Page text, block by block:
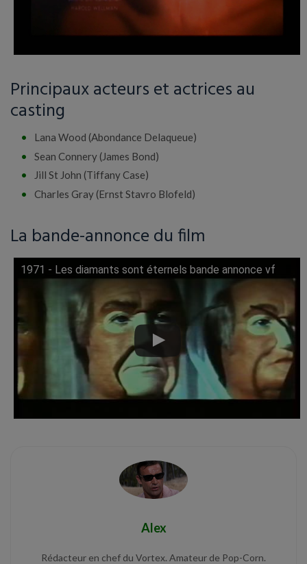
Principaux acteurs et actrices au
casting
Lana Wood (Abondance Delaqueue)
Sean Connery (James Bond)
Jill St John (Tiffany Case)
Charles Gray (Ernst Stavro Blofeld)
La bande-annonce du film
1971 - Les diamants sont éternels bande annonce vf
Lire cette vidéo sur YouTube
Alex
Rédacteur en chef du Vortex. Amateur de Pop-Corn.